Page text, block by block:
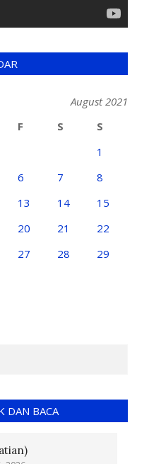
August 2021
F S
S
1
6 7
8
13 14
15
20 21
22
27 28
29
DAN BACA